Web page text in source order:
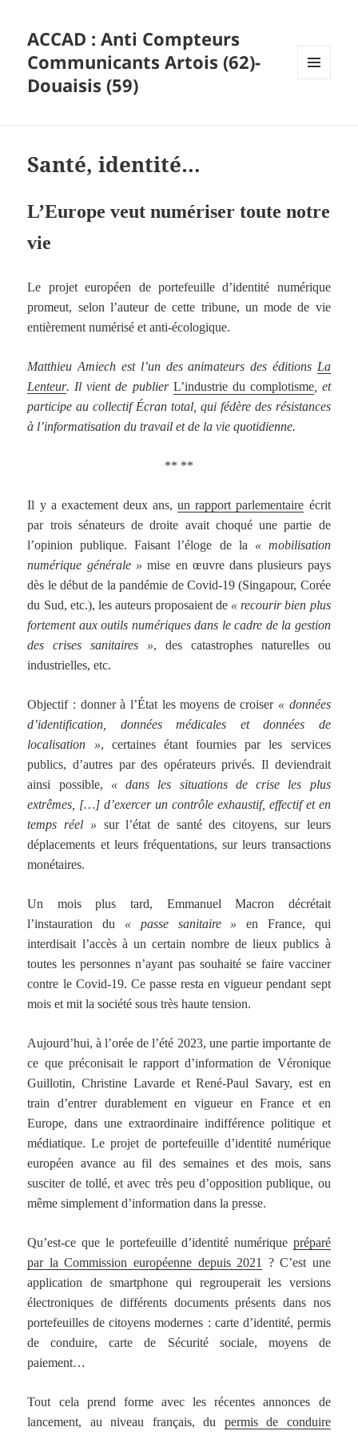
ACCAD : Anti Compteurs
Communicants Artois (62)-
Douaisis (59)
Santé, identité…
L’Europe veut numériser toute notre
vie
Le projet européen de portefeuille d’identité numérique
promeut, selon l’auteur de cette tribune, un mode de vie
entièrement numérisé et anti-écologique.
Matthieu Amiech est l’un des animateurs des éditions La
Lenteur. Il vient de publier L’industrie du complotisme, et
participe au collectif Écran total, qui fédère des résistances
à l’informatisation du travail et de la vie quotidienne.
** **
Il y a exactement deux ans,un rapport parlementaire écrit
par trois sénateurs de droite avait choqué une partie de
l’opinion publique. Faisant l’éloge de la « mobilisation
numérique générale » mise en œuvre dans plusieurs pays
dès le début de la pandémie de Covid-19 (Singapour, Corée
du Sud, etc.), les auteurs proposaient de « recourir bien plus
fortement aux outils numériques dans le cadre de la gestion
des crises sanitaires », des catastrophes naturelles ou
industrielles, etc.
Objectif : donner à l’État les moyens de croiser « données
d’identification, données médicales et données de
localisation », certaines étant fournies par les services
publics, d’autres par des opérateurs privés. Il deviendrait
ainsi possible, « dans les situations de crise les plus
extrêmes, […] d’exercer un contrôle exhaustif, effectif et en
temps réel » sur l’état de santé des citoyens, sur leurs
déplacements et leurs fréquentations, sur leurs transactions
monétaires.
Un mois plus tard, Emmanuel Macron décrétait
l’instauration du « passe sanitaire » en France, qui
interdisait l’accès à un certain nombre de lieux publics à
toutes les personnes n’ayant pas souhaité se faire vacciner
contre le Covid-19. Ce passe resta en vigueur pendant sept
mois et mit la société sous très haute tension.
Aujourd’hui, à l’orée de l’été 2023, une partie importante de
ce que préconisait le rapport d’information de Véronique
Guillotin, Christine Lavarde et René-Paul Savary, est en
train d’entrer durablement en vigueur en France et en
Europe, dans une extraordinaire indifférence politique et
médiatique. Le projet de portefeuille d’identité numérique
européen avance au fil des semaines et des mois, sans
susciter de tollé, et avec très peu d’opposition publique, ou
même simplement d’information dans la presse.
Qu’est-ce que le portefeuille d’identité numérique préparé
par la Commission européenne depuis 2021
? C’est une
application de smartphone qui regrouperait les versions
électroniques de différents documents présents dans nos
portefeuilles de citoyens modernes : carte d’identité, permis
de conduire, carte de Sécurité sociale, moyens de
paiement…
Tout cela prend forme avec les récentes annonces de
lancement, au niveau français, du permis de conduire